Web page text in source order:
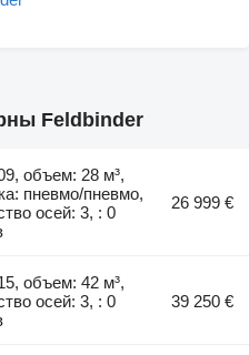
Feldbinder
объем: 28 м³,
пневмо/пневмо,
осей: 3, : 0
26 999 €
объем: 42 м³,
осей: 3, : 0
39 250 €